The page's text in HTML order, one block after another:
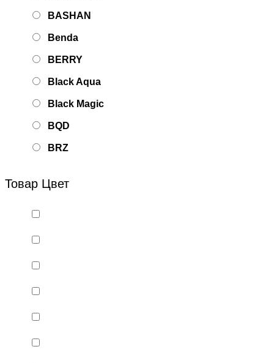
BASHAN
Benda
BERRY
Black Aqua
Black Magic
BQD
BRZ
BSQ
Товар Цвет